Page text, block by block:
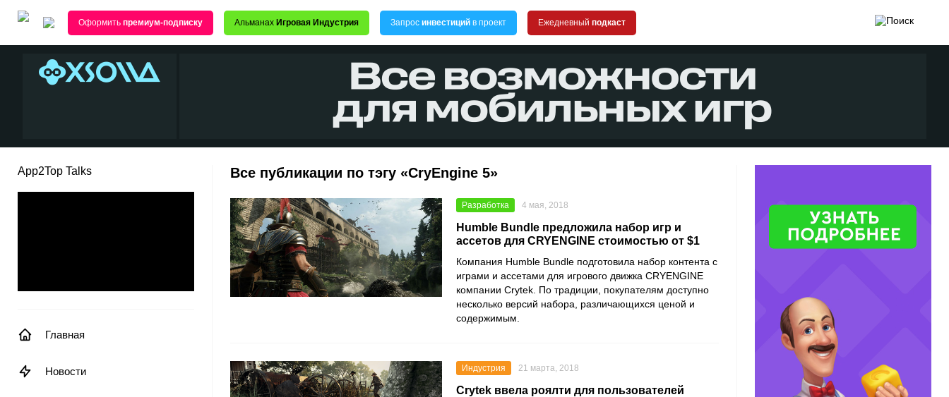
Оформить премиум-подписку Альманах Игровая Индустрия Запрос инвестиций в проект Ежедневный подкаст
App2Top Talks
Главная
Новости
Все публикации по тэгу «CryEngine 5»
Разработка 4 мая, 2018
Humble Bundle предложила набор игр и
ассетов для CRYENGINE стоимостью от $1
Компания Humble Bundle подготовила набор контента с
играми и ассетами для игрового движка CRYENGINE
компании Crytek. По традиции, покупателям доступно
несколько версий набора, различающихся ценой и
содержимым.
Индустрия 21 марта, 2018
Crytek ввела роялти для пользователей